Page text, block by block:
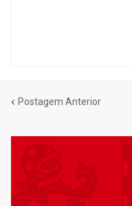
Postagem Anterior